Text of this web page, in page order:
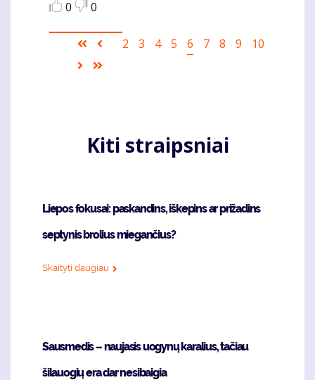
0
0
Pagination
First
page
Ankstesnis
Puslapis
2 Puslapis
3 Puslapis
4 Puslapis
5
Current
6 Puslapis
7 Puslapis
8 Puslapis
9 Puslapis
10
Sekantis
Kiti straipsniai
Liepos fokusai: paskandins, iškepins ar prižadins
septynis brolius miegančius?
Skaityti daugiau
Sausmedis – naujasis uogynų karalius, tačiau
šilauogių era dar nesibaigia